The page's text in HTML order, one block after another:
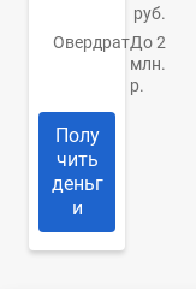
руб.
ОвердратДо 2
млн.
р.
Полу
чить
деньг
и